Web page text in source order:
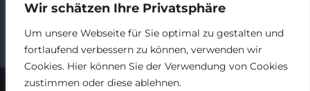
Wir schätzen Ihre Privatsphäre
Um unsere Webseite für Sie optimal zu gestalten und
fortlaufend verbessern zu können, verwenden wir
Cookies. Hier können Sie der Verwendung von Cookies
zustimmen oder diese ablehnen.
Select the widget you want to show.